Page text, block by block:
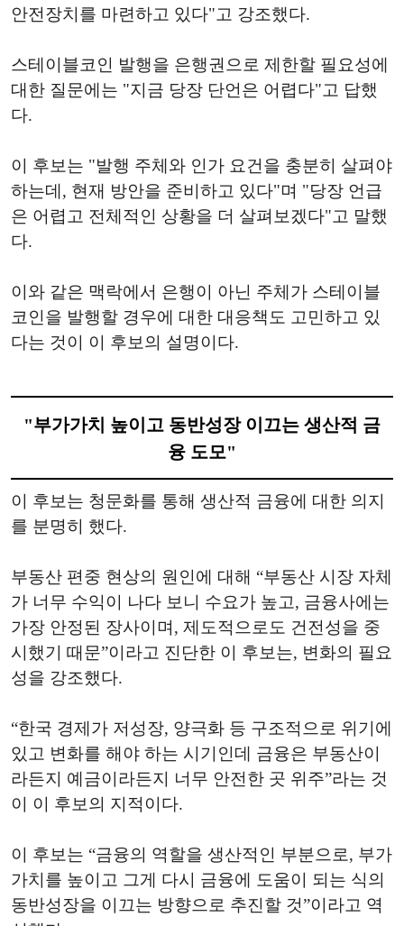
안전장치를 마련하고 있다"고 강조했다.
스테이블코인 발행을 은행권으로 제한할 필요성에
대한 질문에는 "지금 당장 단언은 어렵다"고 답했
다.
이 후보는 "발행 주체와 인가 요건을 충분히 살펴야
하는데, 현재 방안을 준비하고 있다"며 "당장 언급
은 어렵고 전체적인 상황을 더 살펴보겠다"고 말했
다.
이와 같은 맥락에서 은행이 아닌 주체가 스테이블
코인을 발행할 경우에 대한 대응책도 고민하고 있
다는 것이 이 후보의 설명이다.
"부가가치 높이고 동반성장 이끄는 생산적 금
융 도모"
이 후보는 청문화를 통해 생산적 금융에 대한 의지
를 분명히 했다.
부동산 편중 현상의 원인에 대해 “부동산 시장 자체
가 너무 수익이 나다 보니 수요가 높고, 금융사에는
가장 안정된 장사이며, 제도적으로도 건전성을 중
시했기 때문”이라고 진단한 이 후보는, 변화의 필요
성을 강조했다.
“한국 경제가 저성장, 양극화 등 구조적으로 위기에
있고 변화를 해야 하는 시기인데 금융은 부동산이
라든지 예금이라든지 너무 안전한 곳 위주”라는 것
이 이 후보의 지적이다.
이 후보는 “금융의 역할을 생산적인 부분으로, 부가
가치를 높이고 그게 다시 금융에 도움이 되는 식의
동반성장을 이끄는 방향으로 추진할 것”이라고 역